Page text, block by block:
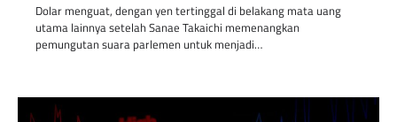
Dolar menguat, dengan yen tertinggal di belakang mata uang
utama lainnya setelah Sanae Takaichi memenangkan
pemungutan suara parlemen untuk menjadi…